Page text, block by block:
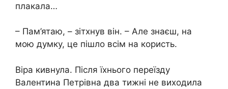
плакала…
– Пам’ятаю, – зітхнув він. – Але знаєш, на
мою думку, це пішло всім на користь.
Віра кивнула. Після їхнього переїзду
Валентина Петрівна два тижні не виходила